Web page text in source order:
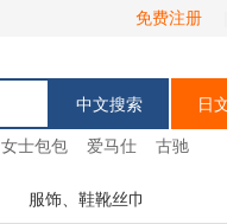
免费注册
女士包包 爱马仕 古驰
服饰、鞋靴丝巾